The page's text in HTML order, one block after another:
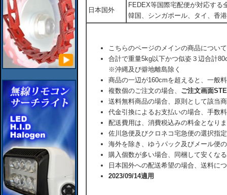
日本国外
FEDEX等国際宅配便が対応す
韓国、シンガポール、タイ、香
こちらのページのメインの商品につい
合計で重量5kg以下かつ似姿３辺合計
※沖縄及び僻地離島除く
商品の一辺が160cmを超えると、一般
複数個のご注文の場合、 ご注文画面
送料無料商品の場合、原則として該当
代金引換によるお支払いの場合、手数
配送費用は、消費税込みの料金となり
佐川急便及びクロネコ宅急便の選択指
海外を除き、ゆうパック及びメール便
購入個数が多い場合、同梱して安くな
日本国外への配送希望の場合、送料に
2023/09/14適用